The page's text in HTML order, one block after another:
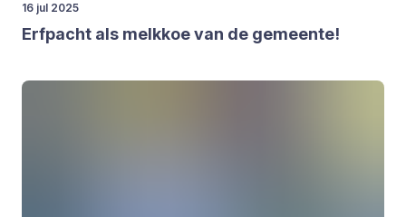
16 jul 2025
Erf­pacht als melk­koe van de gemeen­te!